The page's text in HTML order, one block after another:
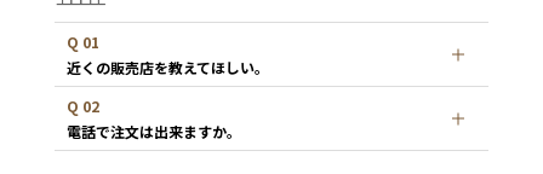
Q 01
近くの販売店を教えてほしい。
Q 02
電話で注文は出来ますか。